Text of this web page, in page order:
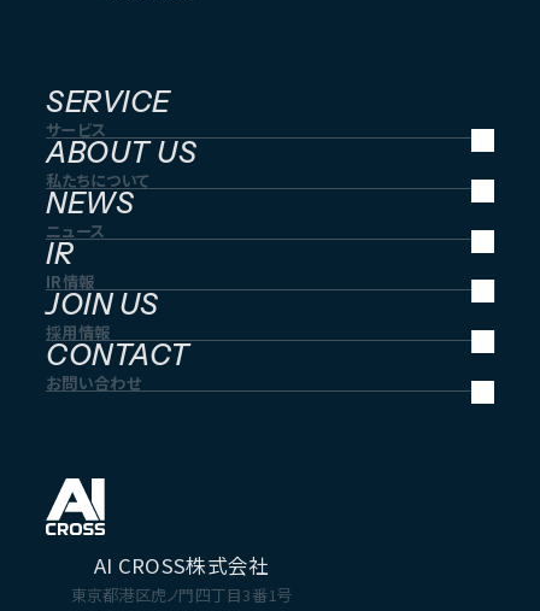
SERVICE
サービス
ABOUT US
私たちについて
NEWS
ニュース
IR
IR情報
JOIN US
採用情報
CONTACT
お問い合わせ
AI CROSS株式会社
東京都港区虎ノ門四丁目3番1号